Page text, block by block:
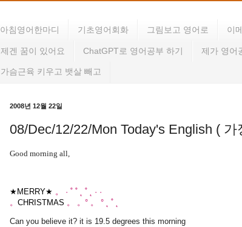
아침영어한마디 기초영어회화 그림보고 영어로 이
제겐 꿈이 있어요 ChatGPT로 영어공부 하기 제가 영어
가슴근육 키우고 뱃살 빼고
2008년 12월 22일
08/Dec/12/22/Mon Today's English (
Good morning all,
★MERRY★ 。 · ˚ ˚ ˛ ˚ ˛ · ·
。 CHRISTMAS 。 。° 。 ° ˛ ˚ ˛
Can you believe it? it is 19.5 degrees this morning